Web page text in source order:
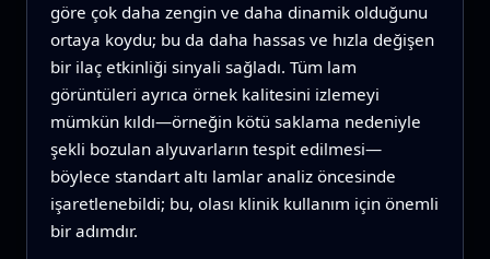
göre çok daha zengin ve daha dinamik olduğunu
ortaya koydu; bu da daha hassas ve hızla değişen
bir ilaç etkinliği sinyali sağladı. Tüm lam
görüntüleri ayrıca örnek kalitesini izlemeyi
mümkün kıldı—örneğin kötü saklama nedeniyle
şekli bozulan alyuvarların tespit edilmesi—
böylece standart altı lamlar analiz öncesinde
işaretlenebildi; bu, olası klinik kullanım için önemli
bir adımdır.